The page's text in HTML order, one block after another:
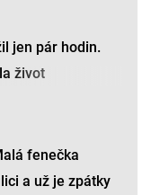
jen pár hodin.
život
fenečka
a už je zpátky